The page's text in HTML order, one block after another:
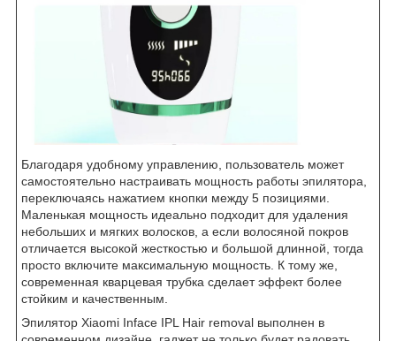
Благодаря удобному управлению, пользователь может
самостоятельно настраивать мощность работы эпилятора,
переключаясь нажатием кнопки между 5 позициями.
Маленькая мощность идеально подходит для удаления
небольших и мягких волосков, а если волосяной покров
отличается высокой жесткостью и большой длинной, тогда
просто включите максимальную мощность. К тому же,
современная кварцевая трубка сделает эффект более
стойким и качественным.
Эпилятор Xiaomi Inface IPL Hair removal выполнен в